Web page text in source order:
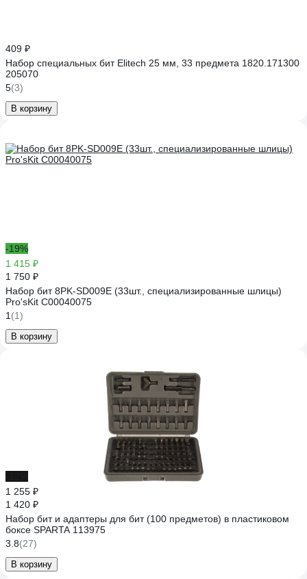
409 ₽
Набор специальных бит Elitech 25 мм, 33 предмета 1820.171300
205070
5(3)
В корзину
-19%
1 415 ₽
1 750 ₽
Набор бит 8PK-SD009E (33шт., специализированные шлицы)
Pro'sKit C00040075
1 (1)
В корзину
1 255 ₽
1 420 ₽
Набор бит и адаптеры для бит (100 предметов) в пластиковом
боксе SPARTA 113975
3.8(27)
В корзину